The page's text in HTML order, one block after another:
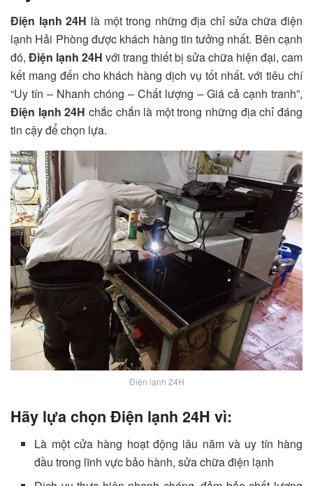
Điện lạnh 24H là một trong những địa chỉ sửa chữa điện
lạnh Hải Phòng được khách hàng tin tưởng nhất. Bên cạnh
đó, Điện lạnh 24H với trang thiết bị sửa chữa hiện đại, cam
kết mang đến cho khách hàng dịch vụ tốt nhất. với tiêu chí
“Uy tín – Nhanh chóng – Chất lượng – Giá cả cạnh tranh”,
Điện lạnh 24H chắc chắn là một trong những địa chỉ đáng
tin cậy để chọn lựa.
Điện lạnh 24H
Hãy lựa chọn Điện lạnh 24H vì:
Là một cửa hàng hoạt động lâu năm và uy tín hàng
đầu trong lĩnh vực bảo hành, sửa chữa điện lạnh